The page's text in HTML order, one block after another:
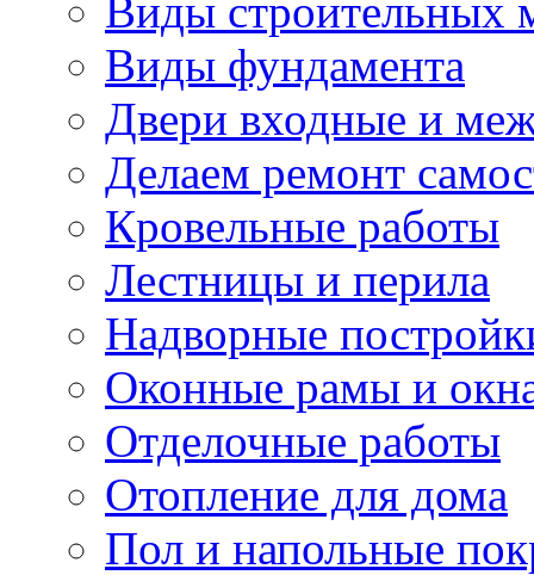
Виды строительных
Виды фундамента
Двери входные и
Делаем ремонт
Кровельные работы
Лестницы и перила
Надворные
Оконные рамы и
Отделочные работы
Отопление для дома
Пол и напольные